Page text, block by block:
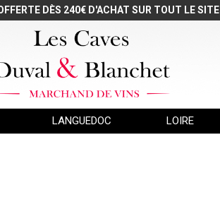
DÈS 240€ D'ACHAT SUR TOUT LE SITE
LANGUEDOC LOIRE